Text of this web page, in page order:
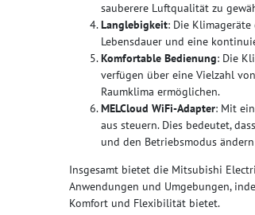
sauberere Luftqualität zu
Langlebigkeit: Die
Lebensdauer und eine
Komfortable Bedienung: Die
verfügen über eine Vielzahl
Raumklima ermöglichen.
MELCloud WiFi-Adapter: Mit
aus steuern. Dies bedeutet,
und den Betriebsmodus
Insgesamt bietet die Mitsubishi
Anwendungen und Umgebungen,
Komfort und Flexibilität bietet.